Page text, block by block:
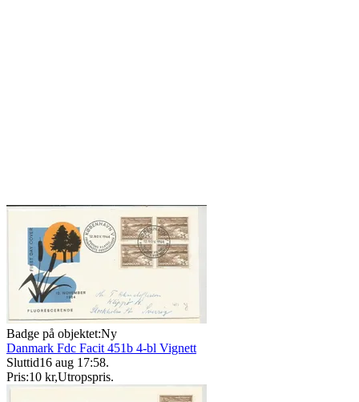
Badge på objektet:Ny
Danmark Fdc Facit 451b 4-bl Vignett
Sluttid16 aug 17:58.
Pris:10 kr,Utropspris.